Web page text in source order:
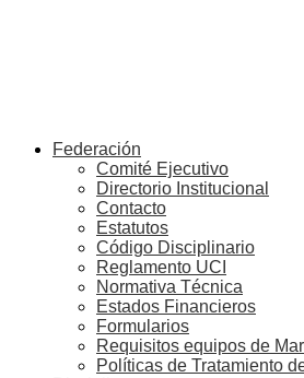
Federación
Comité Ejecutivo
Directorio Institucional
Contacto
Estatutos
Código Disciplinario
Reglamento UCI
Normativa Técnica
Estados Financieros
Formularios
Requisitos equipos de
Políticas de Tratamiento